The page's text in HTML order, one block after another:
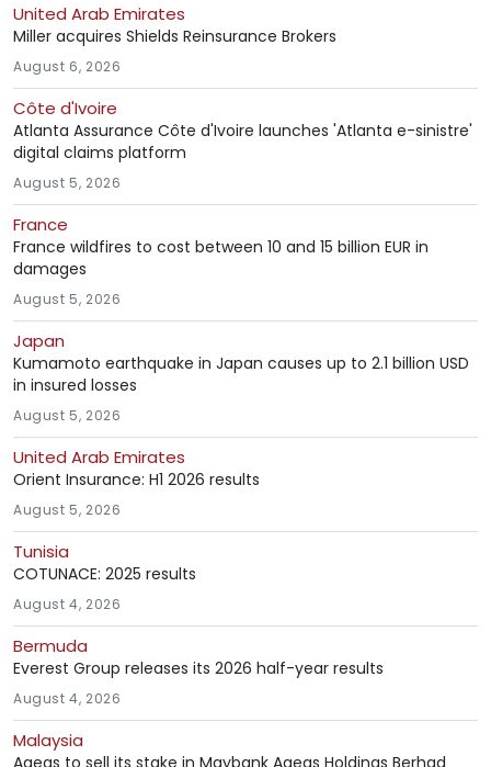
United Arab Emirates
Miller acquires Shields Reinsurance Brokers
August 6, 2026
Côte d'Ivoire
Atlanta Assurance Côte d'Ivoire launches 'Atlanta e-sinistre'
digital claims platform
August 5, 2026
France
France wildfires to cost between 10 and 15 billion EUR in
damages
August 5, 2026
Japan
Kumamoto earthquake in Japan causes up to 2.1 billion USD
in insured losses
August 5, 2026
United Arab Emirates
Orient Insurance: H1 2026 results
August 5, 2026
Tunisia
COTUNACE: 2025 results
August 4, 2026
Bermuda
Everest Group releases its 2026 half-year results
August 4, 2026
Malaysia
Ageas to sell its stake in Maybank Ageas Holdings Berhad